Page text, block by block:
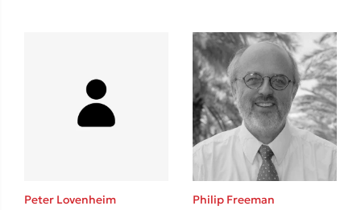
Κατρίνα Τσάνταλη
Lucinda Riley
Mimi Matthews
Teo Benedetti
Peter Lovenheim Philip Freeman